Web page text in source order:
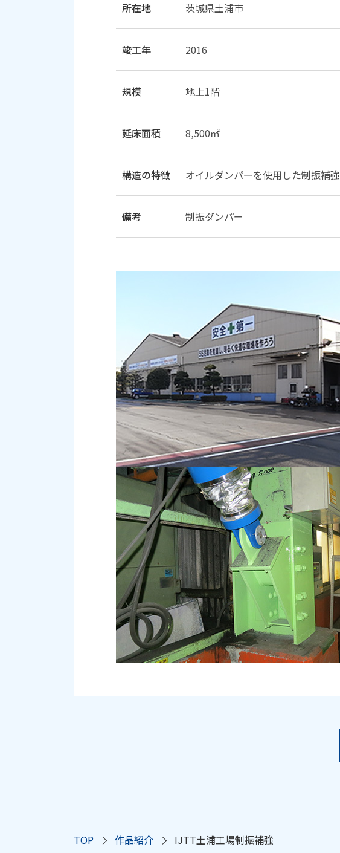
所在地 茨城県土浦市
竣工年 2016
規模 地上1階
延床面積 8,500㎡
構造の特徴 オイルダンパーを使用した制振補強
備考 制振ダンパー
TOP 作品紹介 IJTT土浦工場制振補強